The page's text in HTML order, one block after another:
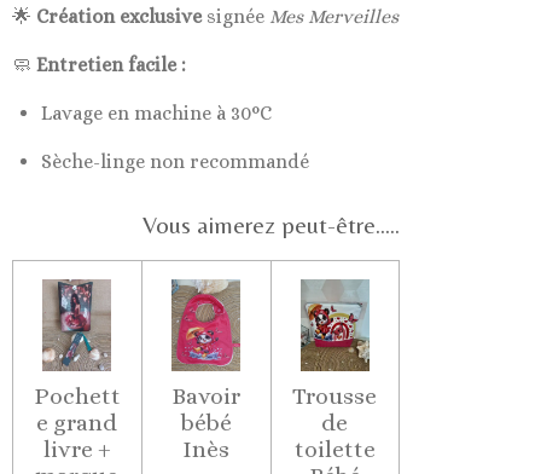
🌟 Création exclusivesignée Mes Merveilles
🧼 Entretien facile :
Lavage en machine à 30°C
Sèche-linge non recommandé
Vous aimerez peut-être.....
Pochett
e grand
livre +
Bavoir
bébé
Inès
Trousse
de
toilette